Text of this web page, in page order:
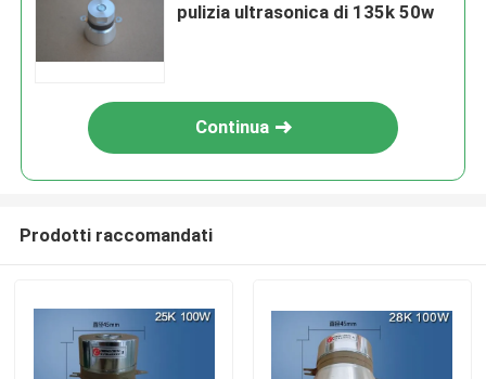
pulizia ultrasonica di 135k 50w
Continua
Prodotti raccomandati